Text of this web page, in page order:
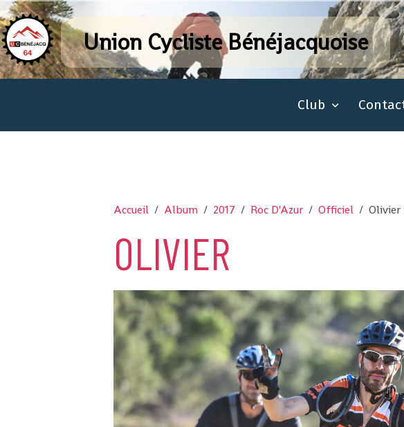
Union Cycliste Bénéjacquoise
Club
Accueil Album 2017 Roc D'Azur Officiel Olivier
OLIVIER